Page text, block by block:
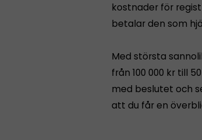
kostnader för
betalar den som
Med största
från 100 000 kr till
med beslutet och
att du får en